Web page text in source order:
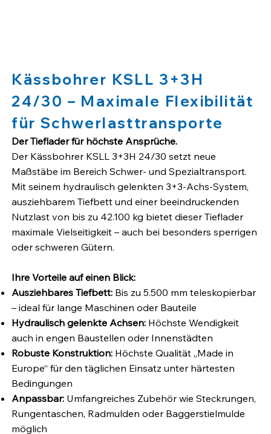
Kässbohrer KSLL 3+3H
24/30 – Maximale Flexibilität
für Schwerlasttransporte
Der Tieflader für höchste Ansprüche.
Der Kässbohrer KSLL 3+3H 24/30 setzt neue
Maßstäbe im Bereich Schwer- und Spezialtransport.
Mit seinem hydraulisch gelenkten 3+3-Achs-System,
ausziehbarem Tiefbett und einer beeindruckenden
Nutzlast von bis zu 42.100 kg bietet dieser Tieflader
maximale Vielseitigkeit – auch bei besonders sperrigen
oder schweren Gütern.
Ihre Vorteile auf einen Blick:
Ausziehbares Tiefbett: Bis zu 5.500 mm teleskopierbar
– ideal für lange Maschinen oder Bauteile
Hydraulisch gelenkte Achsen: Höchste Wendigkeit
auch in engen Baustellen oder Innenstädten
Robuste Konstruktion: Höchste Qualität „Made in
Europe“ für den täglichen Einsatz unter härtesten
Bedingungen
Anpassbar: Umfangreiches Zubehör wie Steckrungen,
Rungentaschen, Radmulden oder Baggerstielmulde
möglich